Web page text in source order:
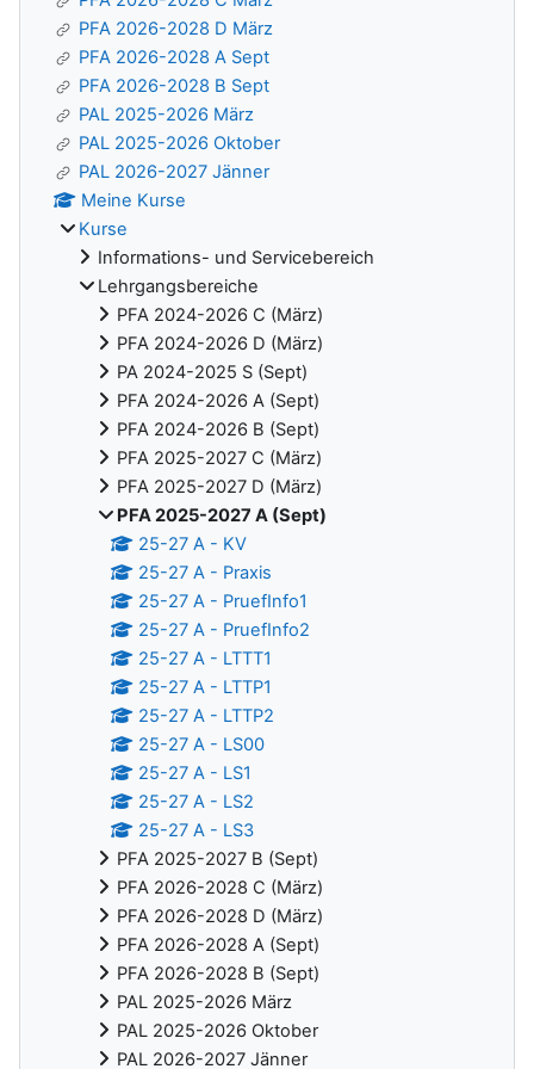
PFA 2026-2028 D März
PFA 2026-2028 A Sept
PFA 2026-2028 B Sept
PAL 2025-2026 März
PAL 2025-2026 Oktober
PAL 2026-2027 Jänner
Meine Kurse
Kurse
Informations- und Servicebereich
Lehrgangsbereiche
PFA 2024-2026 C (März)
PFA 2024-2026 D (März)
PA 2024-2025 S (Sept)
PFA 2024-2026 A (Sept)
PFA 2024-2026 B (Sept)
PFA 2025-2027 C (März)
PFA 2025-2027 D (März)
PFA 2025-2027 A (Sept)
25-27 A - KV
25-27 A - Praxis
25-27 A - PruefInfo1
25-27 A - PruefInfo2
25-27 A - LTTT1
25-27 A - LTTP1
25-27 A - LTTP2
25-27 A - LS00
25-27 A - LS1
25-27 A - LS2
25-27 A - LS3
PFA 2025-2027 B (Sept)
PFA 2026-2028 C (März)
PFA 2026-2028 D (März)
PFA 2026-2028 A (Sept)
PFA 2026-2028 B (Sept)
PAL 2025-2026 März
PAL 2025-2026 Oktober
PAL 2026-2027 Jänner